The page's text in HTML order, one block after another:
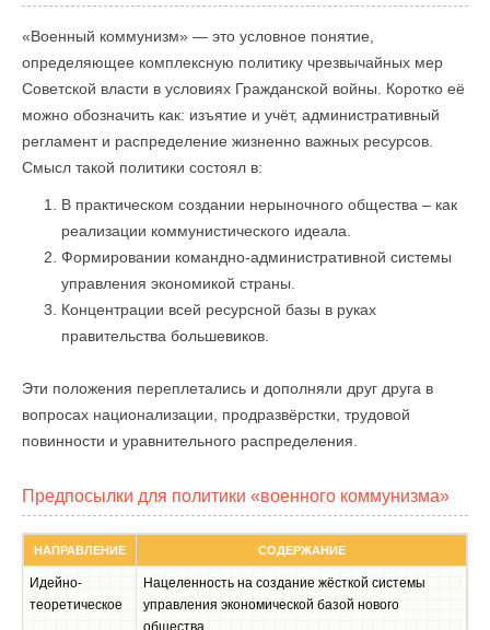
«Военный коммунизм» — это условное понятие,
определяющее комплексную политику чрезвычайных мер
Советской власти в условиях Гражданской войны. Коротко её
можно обозначить как: изъятие и учёт, административный
регламент и распределение жизненно важных ресурсов.
Смысл такой политики состоял в:
В практическом создании нерыночного общества – как
реализации коммунистического идеала.
Формировании командно-административной системы
управления экономикой страны.
Концентрации всей ресурсной базы в руках
правительства большевиков.
Эти положения переплетались и дополняли друг друга в
вопросах национализации, продразвёрстки, трудовой
повинности и уравнительного распределения.
Предпосылки для политики «военного коммунизма»
НАПРАВЛЕНИЕ СОДЕРЖАНИЕ
Идейно-
теоретическое
Нацеленность на создание жёсткой системы
управления экономической базой нового
общества.